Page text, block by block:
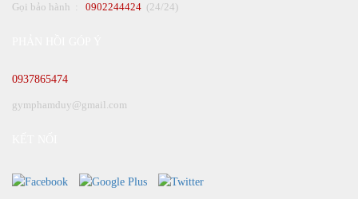
Gọi bảo hành : 0902244424 (24/24)
0937865474
gymphamduy@gmail.com